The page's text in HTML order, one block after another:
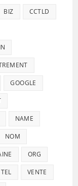
BIZ CCTLD
GOOGLE
NAME
NOM
ORG
TEL VENTE